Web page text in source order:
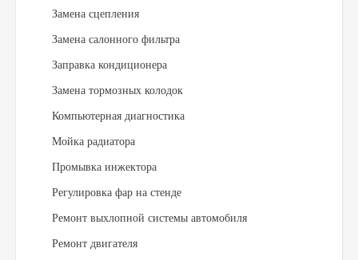
Замена сцепления
Замена салонного фильтра
Заправка кондиционера
Замена тормозных колодок
Компьютерная диагностика
Мойка радиатора
Промывка инжектора
Регулировка фар на стенде
Ремонт выхлопной системы автомобиля
Ремонт двигателя